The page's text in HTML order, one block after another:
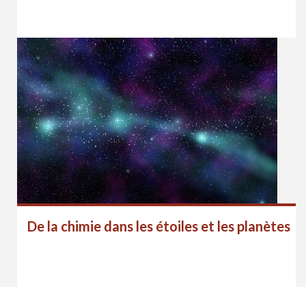
De la chimie dans les étoiles et les planètes